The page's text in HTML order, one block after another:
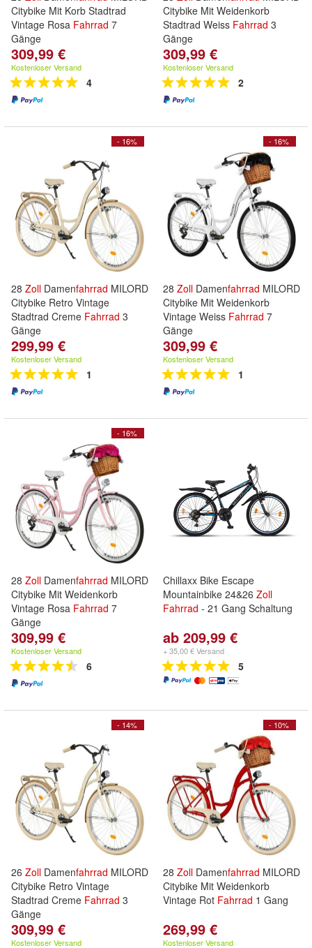
Citybike Mit Korb Stadtrad
Vintage Rosa Fahrrad 7
Gänge
309,99 €
Kostenloser Versand
4
Citybike Mit Weidenkorb
Stadtrad Weiss Fahrrad 3
Gänge
309,99 €
Kostenloser Versand
2
- 16%
28 Zoll Damenfahrrad MILORD
Citybike Retro Vintage
Stadtrad Creme Fahrrad 3
Gänge
299,99 €
Kostenloser Versand
1
- 16%
28 Zoll Damenfahrrad MILORD
Citybike Mit Weidenkorb
Vintage Weiss Fahrrad 7
Gänge
309,99 €
Kostenloser Versand
1
- 16%
28 Zoll Damenfahrrad MILORD
Citybike Mit Weidenkorb
Vintage Rosa Fahrrad 7
Gänge
309,99 €
Kostenloser Versand
6
Chillaxx Bike Escape
Mountainbike 24&26 Zoll
Fahrrad - 21 Gang Schaltung
ab 209,99 €
+ 35,00 € Versand
5
- 14%
26 Zoll Damenfahrrad MILORD
Citybike Retro Vintage
Stadtrad Creme Fahrrad 3
Gänge
309,99 €
Kostenloser Versand
- 10%
28 Zoll Damenfahrrad MILORD
Citybike Mit Weidenkorb
Vintage Rot Fahrrad 1 Gang
269,99 €
Kostenloser Versand